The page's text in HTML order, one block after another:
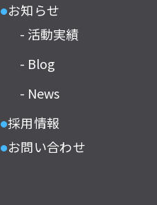
● お知らせ
- 活動実績
- Blog
- News
●採用情報
● お問い合わせ